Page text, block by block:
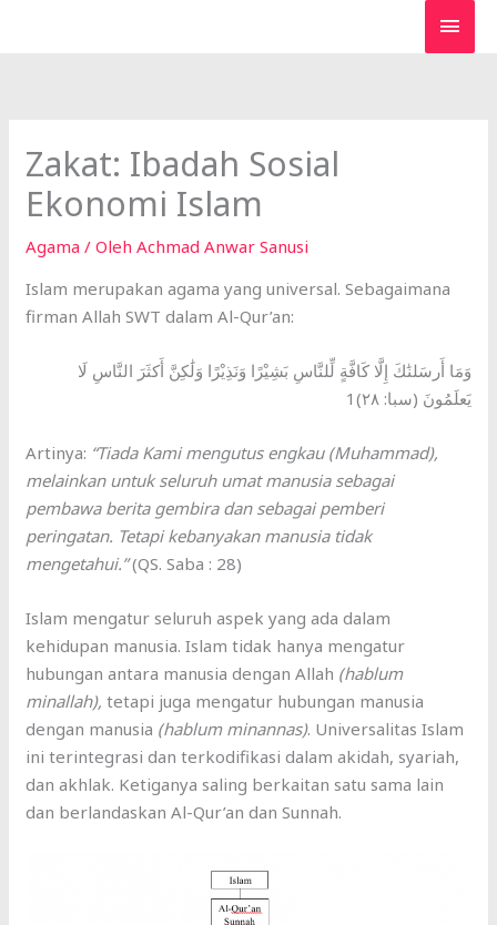
Zakat: Ibadah Sosial
Ekonomi Islam
Agama / OlehAchmad Anwar Sanusi
Islam merupakan agama yang universal. Sebagaimana
firman Allah SWT dalam Al-Qur’an:
وَمَا أَرسَلنَٰكَ إِلَّا كَافَّةٍ لِّلنَّاسِ بَشِيْرًا وَنَذِيْرًا وَلَٰكِنَّ أَكثَرَ النَّاسِ لَا
يَعلَمُونَ (سبا: ٢٨)1
Artinya: “Tiada Kami mengutus engkau (Muhammad),
melainkan untuk seluruh umat manusia sebagai
pembawa berita gembira dan sebagai pemberi
peringatan. Tetapi kebanyakan manusia tidak
mengetahui.”(QS. Saba : 28)
Islam mengatur seluruh aspek yang ada dalam
kehidupan manusia. Islam tidak hanya mengatur
hubungan antara manusia dengan Allah (hablum
minallah), tetapi juga mengatur hubungan manusia
dengan manusia (hablum minannas). Universalitas Islam
ini terintegrasi dan terkodifikasi dalam akidah, syariah,
dan akhlak. Ketiganya saling berkaitan satu sama lain
dan berlandaskan Al-Qur’an dan Sunnah.